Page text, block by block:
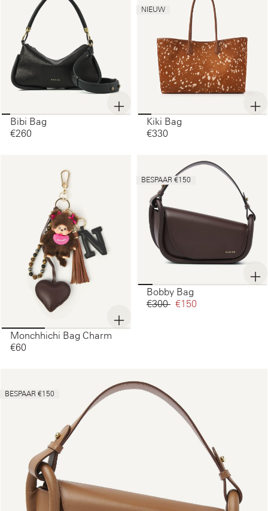
Bibi Bag
€260‌
NIEUW
Kiki Bag
€330‌
Monchhichi Bag Charm
€60‌
BESPAAR €150
Bobby Bag
€300‌ €150‌
BESPAAR €150